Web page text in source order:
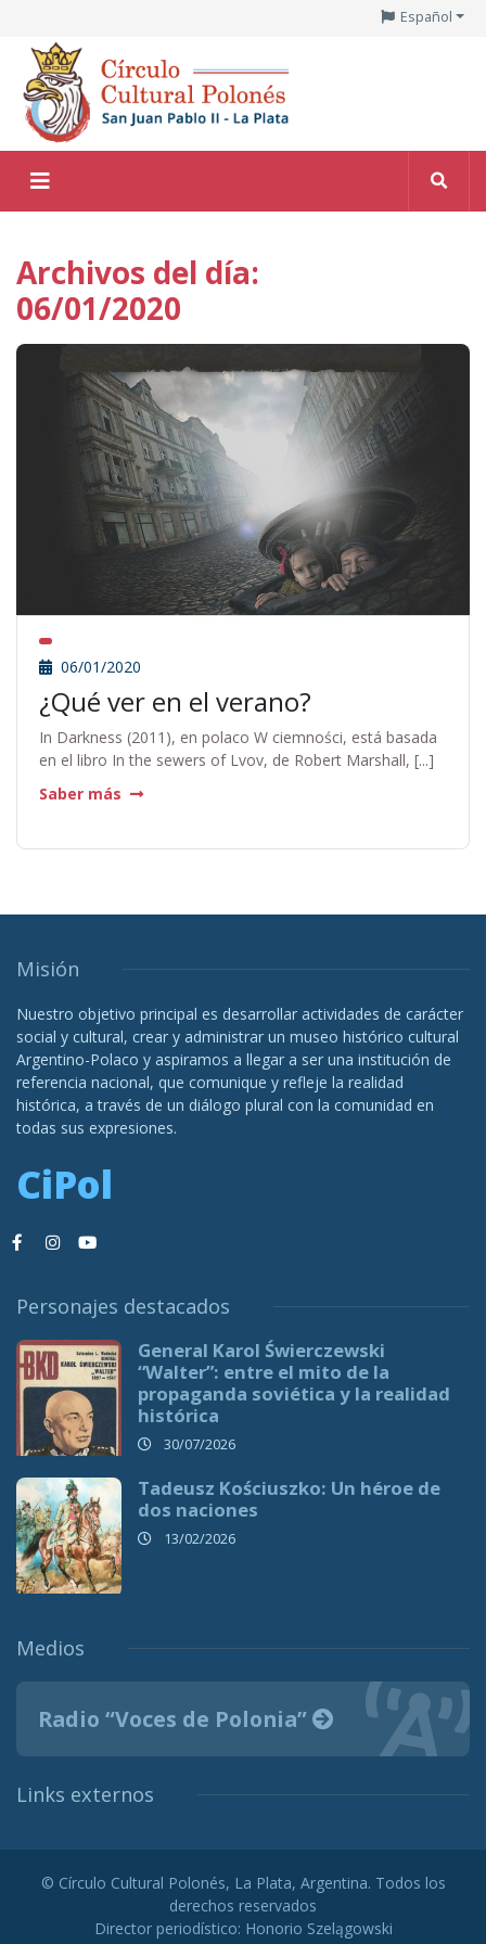
Español
Archivos del día:
06/01/2020
06/01/2020
¿Qué ver en el verano?
In Darkness (2011), en polaco W ciemności, está basada
en el libro In the sewers of Lvov, de Robert Marshall, [...]
Saber más
Misión
Nuestro objetivo principal es desarrollar actividades de carácter
social y cultural, crear y administrar un museo histórico cultural
Argentino-Polaco y aspiramos a llegar a ser una institución de
referencia nacional, que comunique y refleje la realidad
histórica, a través de un diálogo plural con la comunidad en
todas sus expresiones.
CiPol
Personajes destacados
General Karol Świerczewski
“Walter”: entre el mito de la
propaganda soviética y la realidad
histórica
30/07/2026
Tadeusz Kościuszko: Un héroe de
dos naciones
13/02/2026
Medios
Radio “Voces de Polonia”
Links externos
© Círculo Cultural Polonés, La Plata, Argentina. Todos los
derechos reservados
Director periodístico: Honorio Szelągowski